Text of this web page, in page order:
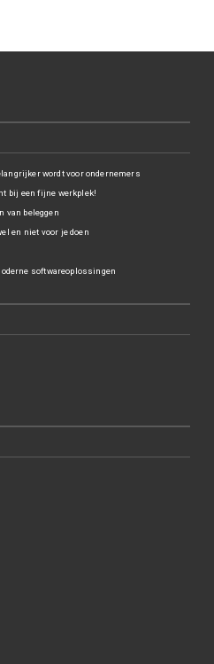
wordt voor ondernemers
bij een fijne werkplek!
van beleggen
en niet voor je doen
softwareoplossingen